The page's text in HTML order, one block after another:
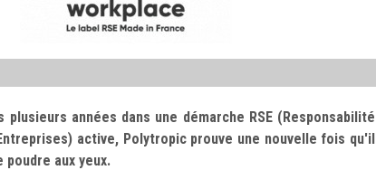
plusieurs années dans une démarche RSE (Responsabilité
active, Polytropic prouve une nouvelle fois qu'il
poudre aux yeux.